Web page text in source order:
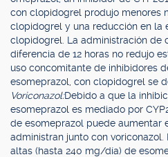
con clopidogrel produjo menores
clopidogrel y una reducción en la
clopidogrel. La administración de
diferencia de 12 horas no redujo
uso concomitante de inhibidores
esomeprazol, con clopidogrel se
Voriconazol:Debido a que la
esomeprazol es mediado por
de esomeprazol puede aumentar
administran junto con
altas (hasta 240 mg/día) de